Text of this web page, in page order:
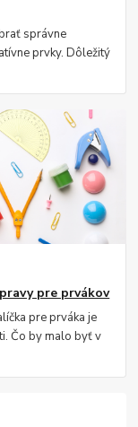
správne
prvky. Dôležitý
pre prvákov
pre prváka je
Čo by malo byť v